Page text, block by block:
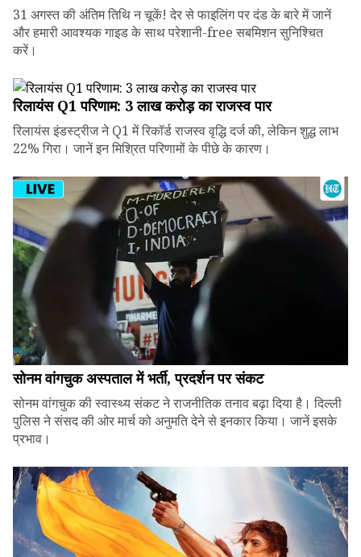
31 अगस्त की अंतिम तिथि न चूकें! देर से फाइलिंग पर दंड के बारे में जानें
और हमारी आवश्यक गाइड के साथ परेशानी-free सबमिशन सुनिश्चित
करें।
रिलायंस Q1 परिणाम: ₹3 लाख करोड़ का राजस्व पार
रिलायंस इंडस्ट्रीज ने Q1 में रिकॉर्ड राजस्व वृद्धि दर्ज की, लेकिन शुद्ध लाभ
22% गिरा। जानें इन मिश्रित परिणामों के पीछे के कारण।
सोनम वांगचुक अस्पताल में भर्ती, प्रदर्शन पर संकट
सोनम वांगचुक की स्वास्थ्य संकट ने राजनीतिक तनाव बढ़ा दिया है। दिल्ली
पुलिस ने संसद की ओर मार्च को अनुमति देने से इनकार किया। जानें इसके
प्रभाव।